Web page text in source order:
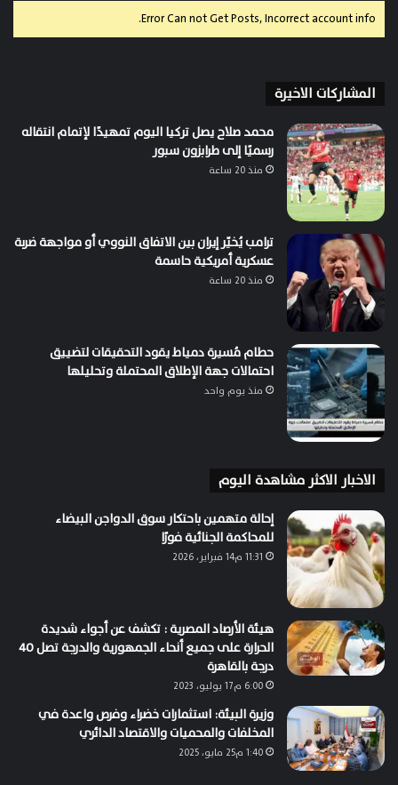
Error Can not Get Posts, Incorrect account info.
المشاركات الاخيرة
محمد صلاح يصل تركيا اليوم تمهيدًا لإتمام انتقاله
رسميًا إلى طرابزون سبور
منذ 20 ساعة
ترامب يُخيّر إيران بين الاتفاق النووي أو مواجهة ضربة
عسكرية أمريكية حاسمة
منذ 20 ساعة
حطام مُسيرة دمياط يقود التحقيقات لتضييق
احتمالات جهة الإطلاق المحتملة وتحليلها
منذ يوم واحد
الاخبار الاكثر مشاهدة اليوم
إحالة متهمين باحتكار سوق الدواجن البيضاء
للمحاكمة الجنائية فورًا
11:31 م14 فبراير، 2026
هيئة الأرصاد المصرية : تكشف عن أجواء شديدة
الحرارة على جميع أنحاء الجمهورية والدرجة تصل 40
درجة بالقاهرة
6:00 م17 يوليو، 2023
وزيرة البيئة: استثمارات خضراء وفرص واعدة في
المخلفات والمحميات والاقتصاد الدائري
1:40 م25 مايو، 2025